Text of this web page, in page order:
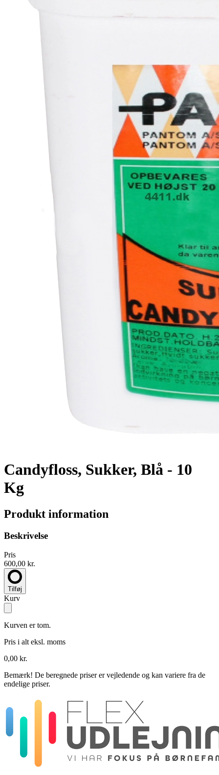
Candyfloss, Sukker, Blå - 10
Kg
Produkt information
Beskrivelse
Pris
600,00 kr.
Tilføj
Kurv
Kurven er tom.
Pris i alt eksl. moms
0,00 kr.
Bemærk! De beregnede priser er vejledende og kan variere fra de
endelige priser.